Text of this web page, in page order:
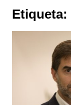
Etiqueta: